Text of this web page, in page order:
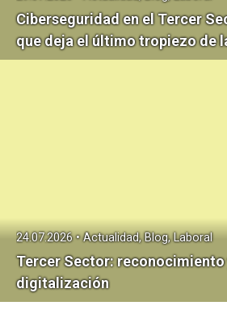
Ciberseguridad en el Tercer
que deja el último tropiezo de
Tercer Sector: reconocimiento
digitalización
24.07.2026 • Actualidad, Blog, Laboral